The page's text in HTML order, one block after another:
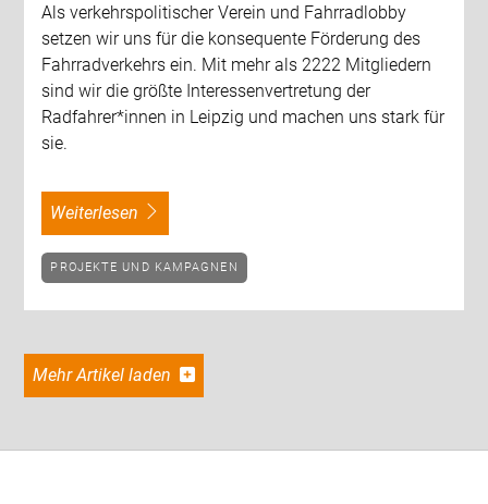
Als verkehrspolitischer Verein und Fahrradlobby
setzen wir uns für die konsequente Förderung des
Fahrradverkehrs ein. Mit mehr als 2222 Mitgliedern
sind wir die größte Interessenvertretung der
Radfahrer*innen in Leipzig und machen uns stark für
sie.
weiterlesen
PROJEKTE UND KAMPAGNEN
Mehr Artikel laden